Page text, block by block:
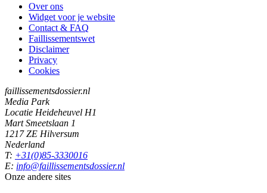
Over ons
Widget voor je website
Contact & FAQ
Faillissementswet
Disclaimer
Privacy
Cookies
faillissementsdossier.nl
Media Park
Locatie Heideheuvel H1
Mart Smeetslaan 1
1217 ZE Hilversum
Nederland
T: +31(0)85-3330016
E: info@faillissementsdossier.nl
Onze andere sites